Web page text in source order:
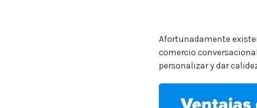
Afortunadamente
comercio
personalizar y dar